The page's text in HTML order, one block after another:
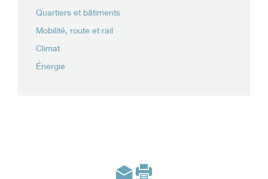
Quartiers et bâtiments
Mobilité, route et rail
Climat
Énergie